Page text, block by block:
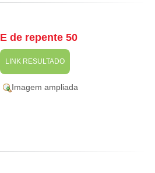
E de repente 50
LINK RESULTADO
Imagem ampliada